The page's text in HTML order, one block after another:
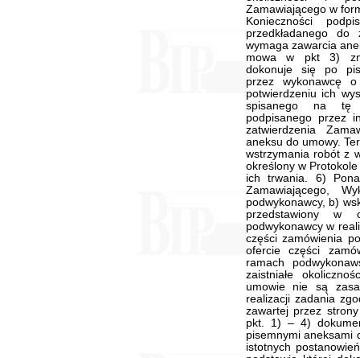
Zamawiającego w
Konieczności
przedkładanego do
wymaga zawarcia
mowa w pkt 3)
dokonuje się po
przez wykonawcę
potwierdzeniu ich
spisanego na tę
podpisanego przez
zatwierdzenia
aneksu do umowy.
wstrzymania robót z
określony w
ich trwania. 6)
Zamawiającego,
podwykonawcy, b)
przedstawiony w
podwykonawcy w
części zamówienia
ofercie części
ramach
zaistniałe
umowie nie są
realizacji zadania
zawartej przez
pkt. 1) – 4)
pisemnymi aneksami
istotnych